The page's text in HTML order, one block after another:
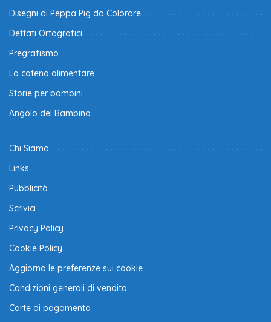
Disegni di Peppa Pig da Colorare
Dettati Ortografici
Pregrafismo
La catena alimentare
Storie per bambini
Angolo del Bambino
Chi Siamo
Links
Pubblicità
Scrivici
Privacy Policy
Cookie Policy
Aggiorna le preferenze sui cookie
Condizioni generali di vendita
Carte di pagamento